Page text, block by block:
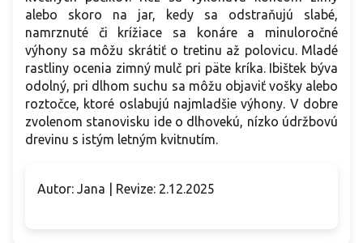
alebo skoro na jar, kedy sa odstraňujú slabé,
namrznuté či krížiace sa konáre a minuloročné
výhony sa môžu skrátiť o tretinu až polovicu. Mladé
rastliny ocenia zimný mulč pri päte kríka. Ibištek býva
odolný, pri dlhom suchu sa môžu objaviť vošky alebo
roztočce, ktoré oslabujú najmladšie výhony. V dobre
zvolenom stanovisku ide o dlhovekú, nízko údržbovú
drevinu s istým letným kvitnutím.
Autor: Jana | Revize: 2.12.2025